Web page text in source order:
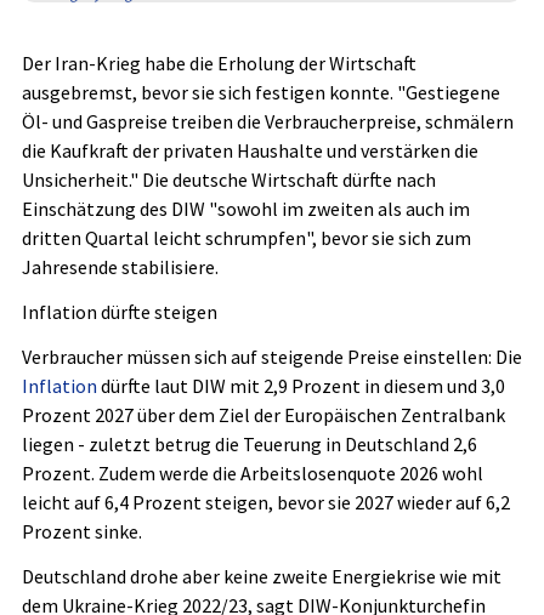
Der Iran-Krieg habe die Erholung der Wirtschaft
ausgebremst, bevor sie sich festigen konnte. "Gestiegene
Öl- und Gaspreise treiben die Verbraucherpreise, schmälern
die Kaufkraft der privaten Haushalte und verstärken die
Unsicherheit." Die deutsche Wirtschaft dürfte nach
Einschätzung des DIW "sowohl im zweiten als auch im
dritten Quartal leicht schrumpfen", bevor sie sich zum
Jahresende stabilisiere.
Inflation dürfte steigen
Verbraucher müssen sich auf steigende Preise einstellen: Die
Inflation dürfte laut DIW mit 2,9 Prozent in diesem und 3,0
Prozent 2027 über dem Ziel der Europäischen Zentralbank
liegen - zuletzt betrug die Teuerung in Deutschland 2,6
Prozent. Zudem werde die Arbeitslosenquote 2026 wohl
leicht auf 6,4 Prozent steigen, bevor sie 2027 wieder auf 6,2
Prozent sinke.
Deutschland drohe aber keine zweite Energiekrise wie mit
dem Ukraine-Krieg 2022/23, sagt DIW-Konjunkturchefin